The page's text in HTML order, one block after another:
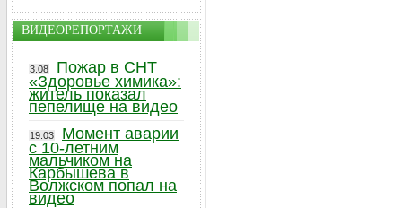
ВИДЕОРЕПОРТАЖИ
3.08
Пожар в СНТ
«Здоровье химика»:
житель показал
пепелище на видео
19.03
Момент аварии
с 10-летним
мальчиком на
Карбышева в
Волжском попал на
видео